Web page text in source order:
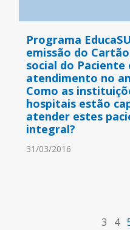
Programa
emissão do
social do Paciente
atendimento no
Como as
hospitais estão
atender estes
integral?
31/03/2016
3 4